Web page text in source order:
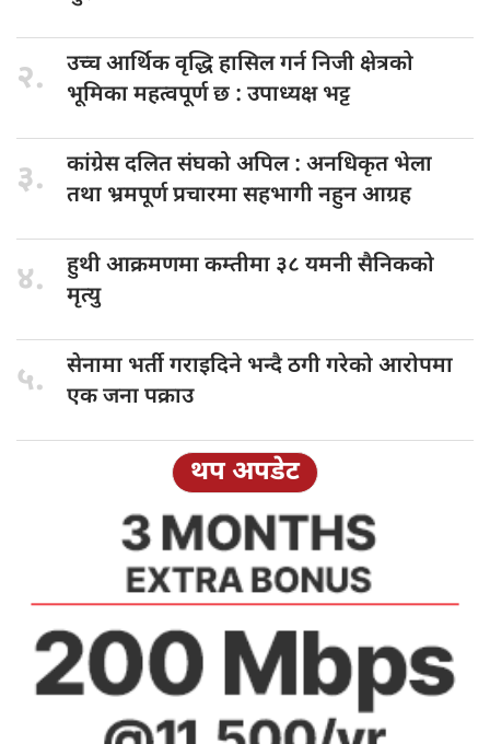
२. उच्च आर्थिकवृद्धि हासिल गर्न निजी क्षेत्रको
भूमिका महत्वपूर्ण छ : उपाध्यक्ष भट्ट
३. कांग्रेस दलितसंघको अपिल : अनधिकृत भेला
तथा भ्रमपूर्ण प्रचारमा सहभागी नहुन आग्रह
४. हुथी आक्रमणमाकम्तीमा ३८ यमनी सैनिकको
मृत्यु
५. सेनामा भर्तीगराइदिने भन्दै ठगी गरेको आरोपमा
एक जना पक्राउ
थप अपडेट